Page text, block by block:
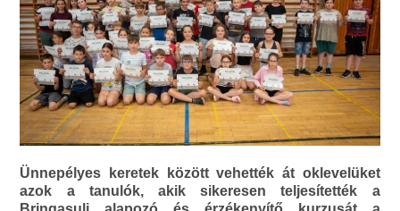
Ünnepélyes keretek között vehették át oklevelüket
azok a tanulók, akik sikeresen teljesítették a